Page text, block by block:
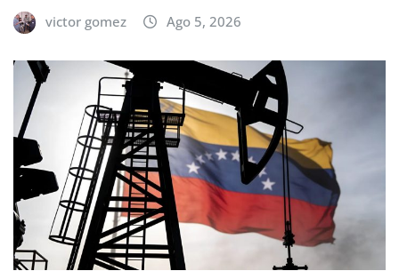
victor gomez Ago 5, 2026